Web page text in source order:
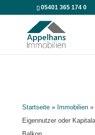
05401 365 174 0
Startseite» Immobilien»
Eigennutzer oder